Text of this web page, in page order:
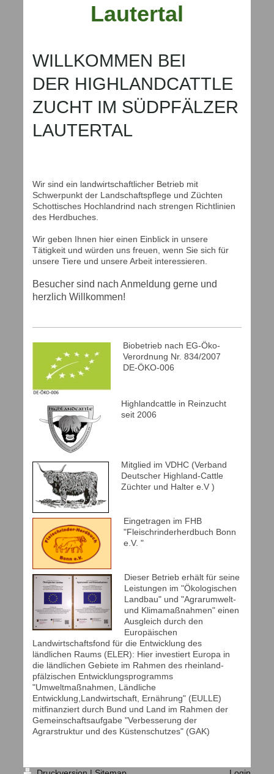
Lautertal
WILLKOMMEN BEI
DER HIGHLANDCATTLE
ZUCHT IM SÜDPFÄLZER
LAUTERTAL
Wir sind ein landwirtschaftlicher Betrieb mit
Schwerpunkt der Landschaftspflege und Züchten
Schottisches Hochlandrind nach strengen Richtlinien
des Herdbuches.
Wir geben Ihnen hier einen Einblick in unsere
Tätigkeit und würden uns freuen, wenn Sie sich für
unsere Tiere und unsere Arbeit interessieren.
Besucher sind nach Anmeldung gerne und
herzlich Willkommen!
Biobetrieb nach EG-Öko-
Verordnung Nr. 834/2007
DE-ÖKO-006
Highlandcattle in Reinzucht
seit 2006
Mitglied im VDHC (Verband
Deutscher Highland-Cattle
Züchter und Halter e.V )
Eingetragen im FHB
"Fleischrinderherdbuch Bonn
e.V. "
Dieser Betrieb erhält für seine
Leistungen im "Ökologischen
Landbau" und "Agrarumwelt-
und Klimamaßnahmen" einen
Ausgleich durch den
Europäischen
Landwirtschaftsfond für die Entwicklung des
ländlichen Raums (ELER): Hier investiert Europa in
die ländlichen Gebiete im Rahmen des rheinland-
pfälzischen Entwicklungsprogramms
"Umweltmaßnahmen, Ländliche
Entwicklung,Landwirtschaft, Ernährung" (EULLE)
mitfinanziert durch Bund und Land im Rahmen der
Gemeinschaftsaufgabe "Verbesserung der
Agrarstruktur und des Küstenschutzes" (GAK)